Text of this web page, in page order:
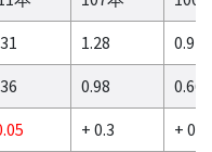
1.28
0.97
0.98
0.66
+ 0.3
+